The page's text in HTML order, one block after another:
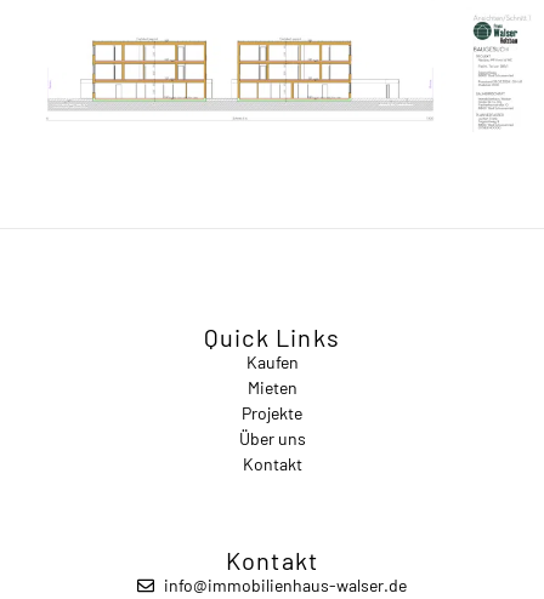
Quick Links
Kaufen
Mieten
Projekte
Über uns
Kontakt
Kontakt
info@immobilienhaus-walser.de